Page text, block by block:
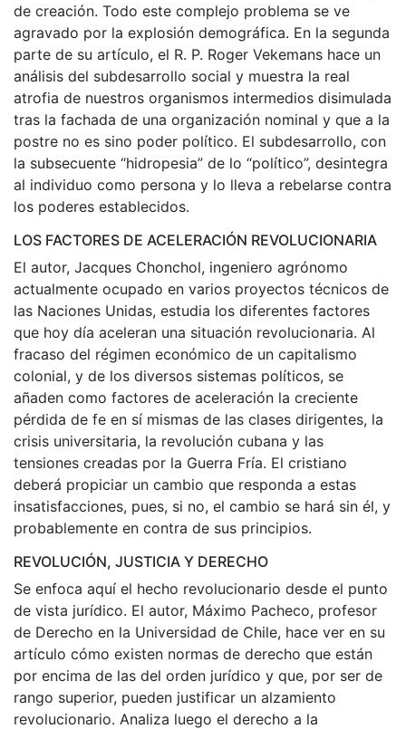
de creación. Todo este complejo problema se ve
agravado por la explosión demográfica. En la segunda
parte de su artículo, el R. P. Roger Vekemans hace un
análisis del subdesarrollo social y muestra la real
atrofia de nuestros organismos intermedios disimulada
tras la fachada de una organización nominal y que a la
postre no es sino poder político. El subdesarrollo, con
la subsecuente “hidropesia” de lo “político”, desintegra
al individuo como persona y lo lleva a rebelarse contra
los poderes establecidos.
LOS FACTORES DE ACELERACIÓN REVOLUCIONARIA
El autor, Jacques Chonchol, ingeniero agrónomo
actualmente ocupado en varios proyectos técnicos de
las Naciones Unidas, estudia los diferentes factores
que hoy día aceleran una situación revolucionaria. Al
fracaso del régimen económico de un capitalismo
colonial, y de los diversos sistemas políticos, se
añaden como factores de aceleración la creciente
pérdida de fe en sí mismas de las clases dirigentes, la
crisis universitaria, la revolución cubana y las
tensiones creadas por la Guerra Fría. El cristiano
deberá propiciar un cambio que responda a estas
insatisfacciones, pues, si no, el cambio se hará sin él, y
probablemente en contra de sus principios.
REVOLUCIÓN, JUSTICIA Y DERECHO
Se enfoca aquí el hecho revolucionario desde el punto
de vista jurídico. El autor, Máximo Pacheco, profesor
de Derecho en la Universidad de Chile, hace ver en su
artículo cómo existen normas de derecho que están
por encima de las del orden jurídico y que, por ser de
rango superior, pueden justificar un alzamiento
revolucionario. Analiza luego el derecho a la